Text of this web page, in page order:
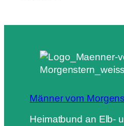
Männer vom
Heimatbund an Elb-